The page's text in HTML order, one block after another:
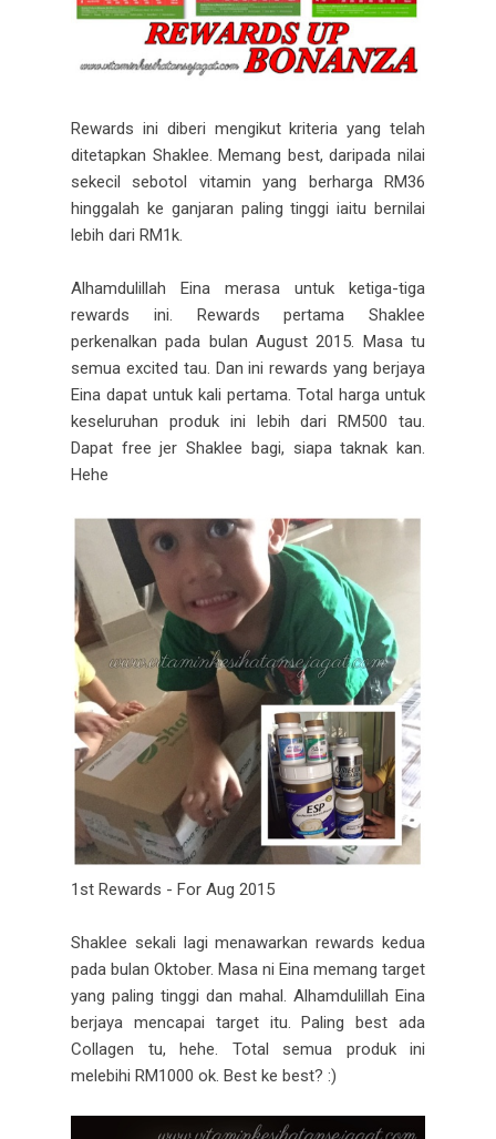
Rewards ini diberi mengikut kriteria yang telah
ditetapkan Shaklee. Memang best, daripada nilai
sekecil sebotol vitamin yang berharga RM36
hinggalah ke ganjaran paling tinggi iaitu bernilai
lebih dari RM1k.
Alhamdulillah Eina merasa untuk ketiga-tiga
rewards ini. Rewards pertama Shaklee
perkenalkan pada bulan August 2015. Masa tu
semua excited tau. Dan ini rewards yang berjaya
Eina dapat untuk kali pertama. Total harga untuk
keseluruhan produk ini lebih dari RM500 tau.
Dapat free jer Shaklee bagi, siapa taknak kan.
Hehe
1st Rewards - For Aug 2015
Shaklee sekali lagi menawarkan rewards kedua
pada bulan Oktober. Masa ni Eina memang target
yang paling tinggi dan mahal. Alhamdulillah Eina
berjaya mencapai target itu. Paling best ada
Collagen tu, hehe. Total semua produk ini
melebihi RM1000 ok. Best ke best? :)